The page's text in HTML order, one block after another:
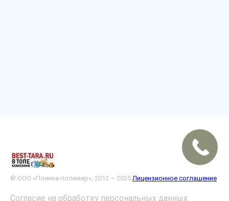
© ООО «Пленка-полимер», 2012 – 2025 Лицензионное соглашение
Согласие на обработку персональных данных